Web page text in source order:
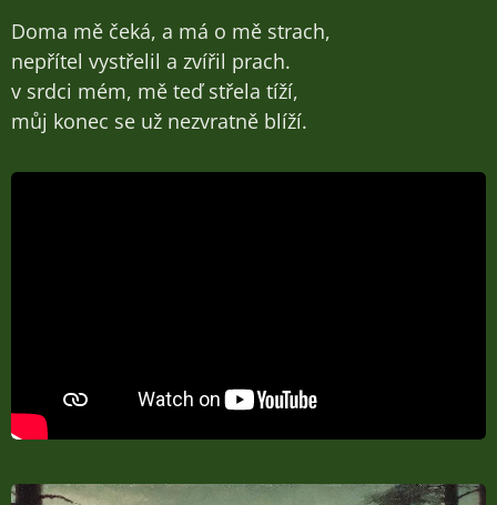
Doma mě čeká, a má o mě strach,
nepřítel vystřelil a zvířil prach.
v srdci mém, mě teď střela tíží,
můj konec se už nezvratně blíží.